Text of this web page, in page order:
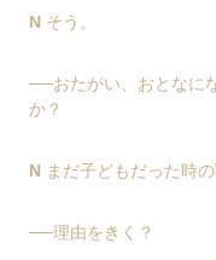
N そう。
──おたがい、おとなに
か？
N まだ子どもだった時
──理由をきく？